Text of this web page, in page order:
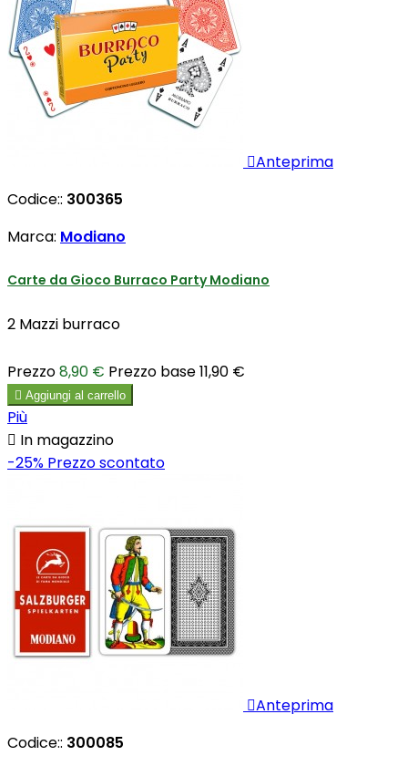
Anteprima
Codice:: 300365
Marca: Modiano
Carte da Gioco Burraco Party Modiano
2 Mazzi burraco
Prezzo8,90 € Prezzo base11,90 €
 Aggiungi al carrello
Più
 In magazzino
-25% Prezzo scontato
Anteprima
Codice:: 300085